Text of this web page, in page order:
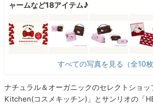
ャームなど18アイテム♪
すべての写真を見る（全10枚
ナチュラル＆オーガニックのセレクトショ
Kitchen(コスメキッチン)」とサンリオの「